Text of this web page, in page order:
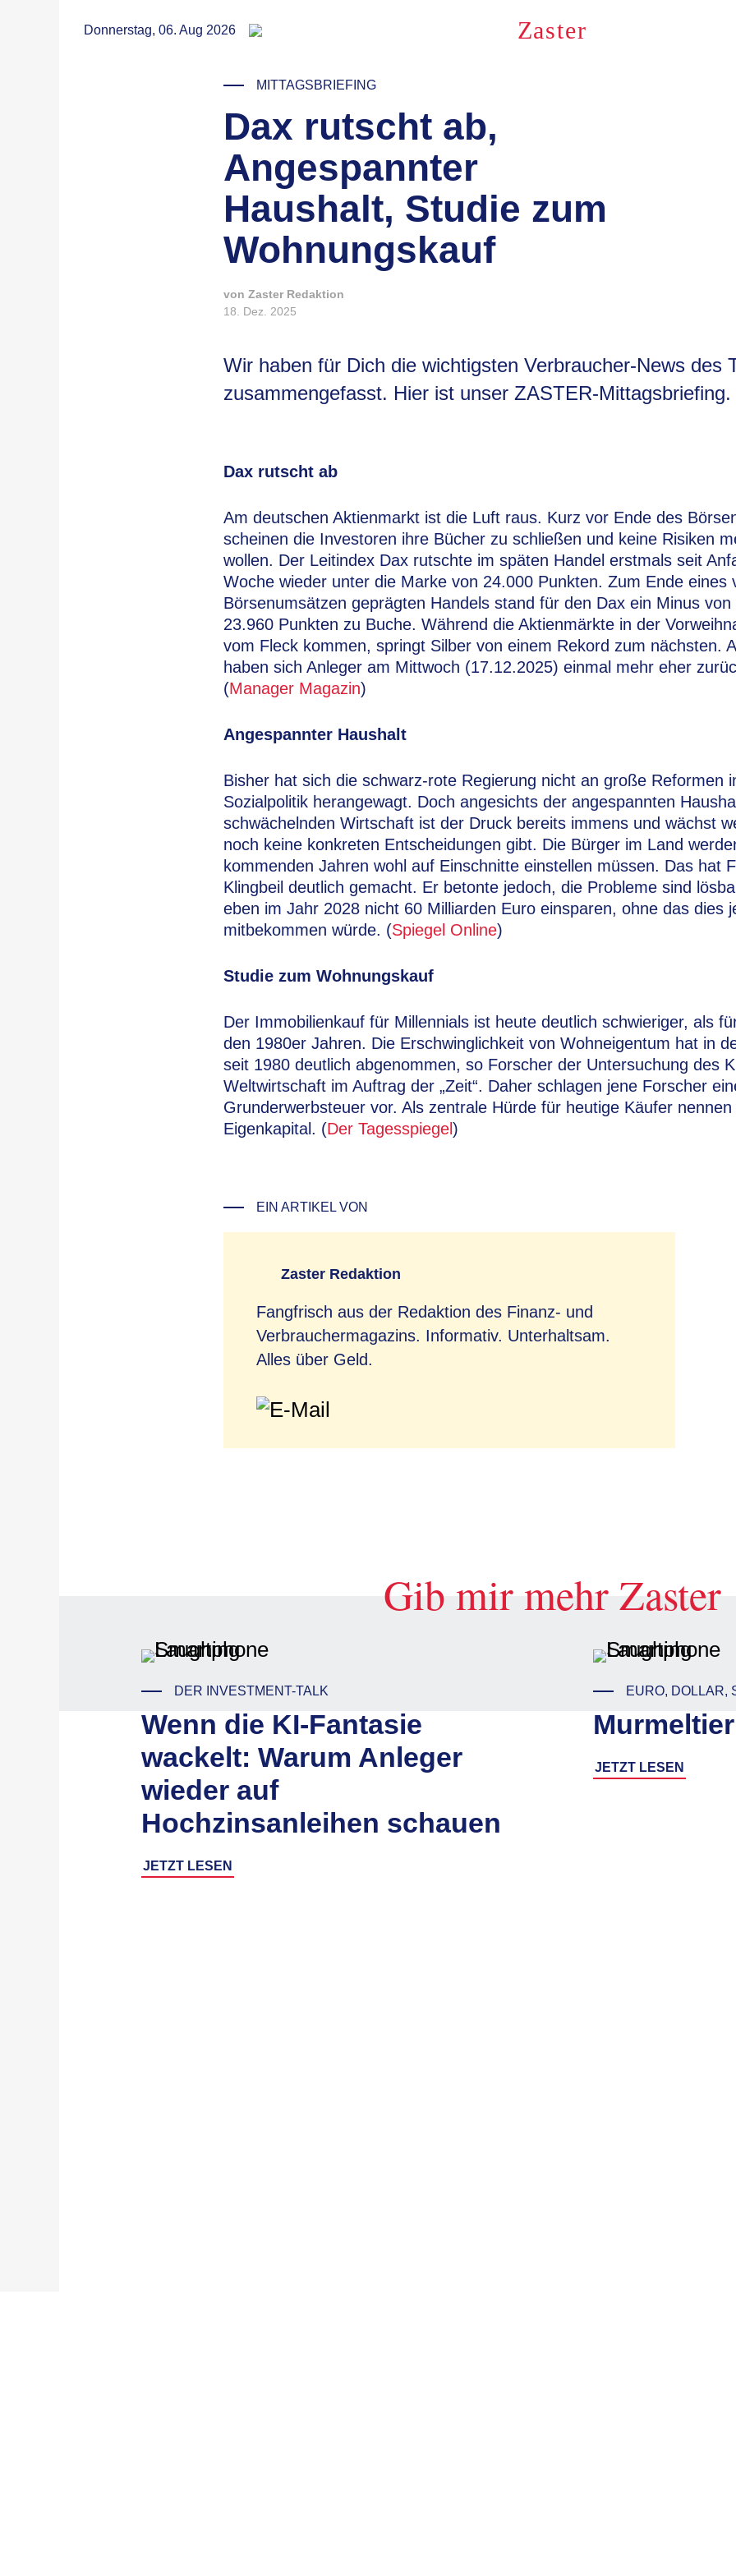
Donnerstag, 06. Aug 2026 RSS Zaster
© Maria Ziegler / Unsplash
MITTAGSBRIEFING
Dax rutscht ab,
Angespannter
Haushalt, Studie zum
Wohnungskauf
von Zaster Redaktion
18. Dez. 2025
Wir haben für Dich die wichtigsten Verbraucher-News des
zusammengefasst. Hier ist unser ZASTER-Mittagsbriefing.
Dax rutscht ab
Am deutschen Aktienmarkt ist die Luft raus. Kurz vor Ende des
scheinen die Investoren ihre Bücher zu schließen und keine Risiken
wollen. Der Leitindex Dax rutschte im späten Handel erstmals seit
Woche wieder unter die Marke von 24.000 Punkten. Zum Ende eines
Börsenumsätzen geprägten Handels stand für den Dax ein Minus
23.960 Punkten zu Buche. Während die Aktienmärkte in der
vom Fleck kommen, springt Silber von einem Rekord zum nächsten.
haben sich Anleger am Mittwoch (17.12.2025) einmal mehr eher
(Manager Magazin)
Angespannter Haushalt
Bisher hat sich die schwarz-rote Regierung nicht an große Reformen
Sozialpolitik herangewagt. Doch angesichts der angespannten
schwächelnden Wirtschaft ist der Druck bereits immens und wächst
noch keine konkreten Entscheidungen gibt. Die Bürger im Land
kommenden Jahren wohl auf Einschnitte einstellen müssen. Das hat
Klingbeil deutlich gemacht. Er betonte jedoch, die Probleme sind
eben im Jahr 2028 nicht 60 Milliarden Euro einsparen, ohne das dies
mitbekommen würde. (Spiegel Online)
Studie zum Wohnungskauf
Der Immobilienkauf für Millennials ist heute deutlich schwieriger, als
den 1980er Jahren. Die Erschwinglichkeit von Wohneigentum hat in
seit 1980 deutlich abgenommen, so Forscher der Untersuchung des
Weltwirtschaft im Auftrag der „Zeit“. Daher schlagen jene Forscher
Grunderwerbsteuer vor. Als zentrale Hürde für heutige Käufer
Eigenkapital. (Der Tagesspiegel)
EIN ARTIKEL VON
Zaster Redaktion
Fangfrisch aus der Redaktion des Finanz- und
Verbrauchermagazins. Informativ. Unterhaltsam.
Alles über Geld.
Gib mir mehr Zaster
DER INVESTMENT-TALK
Wenn die KI-Fantasie
wackelt: Warum Anleger
wieder auf
Hochzinsanleihen schauen
JETZT LESEN
EURO, DOLLAR,
Murmeltier
JETZT LESEN